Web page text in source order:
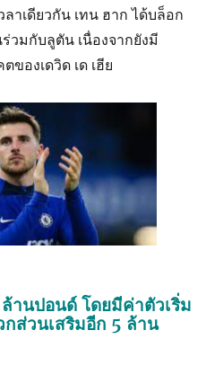
าเดียวกัน เทน ฮาก ได้บล็อก
วมกับลูตัน เนื่องจากยังมี
ของเดวิด เด เฮีย
านปอนด์ โดยมีค่าตัวเริ่ม
ส่วนเสริมอีก 5 ล้าน